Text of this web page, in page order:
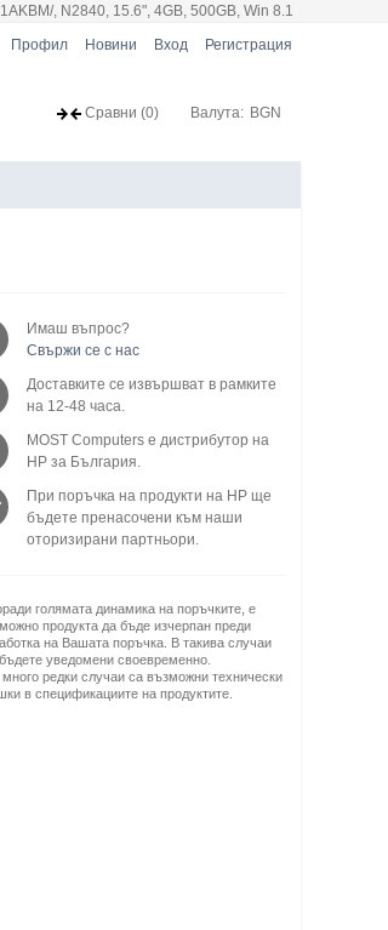
, N2840, 15.6", 4GB, 500GB, Win 8.1
Профил Новини Вход Регистрация
Валута: BGN
Сравни (0)
Имаш въпрос?
Свържи се с нас
Доставките се извършват в рамките
на 12-48 часа.
MOST Computers е дистрибутор на
HP за България.
При поръчка на продукти на HP ще
бъдете пренасочени към наши
оторизирани партньори.
голямата динамика на поръчките, е
продукта да бъде изчерпан преди
на Вашата поръчка. В такива случаи
уведомени своевременно.
редки случаи са възможни технически
в спецификациите на продуктите.